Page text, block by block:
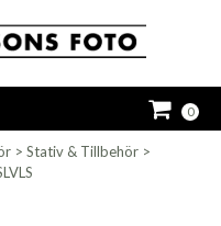
0
> Stativ & Tillbehör >